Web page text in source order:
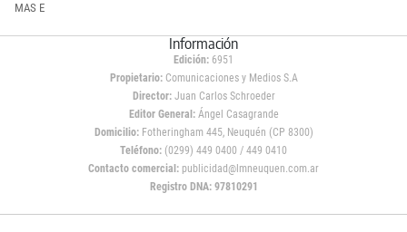
MAS E
Información
Edición: 6951
Propietario:Comunicaciones y Medios S.A
Director: Juan Carlos Schroeder
Editor General:Ángel Casagrande
Domicilio:Fotheringham 445, Neuquén (CP 8300)
Teléfono: (0299) 449 0400 / 449 0410
Contacto comercial: publicidad@lmneuquen.com.ar
Registro DNA: 97810291